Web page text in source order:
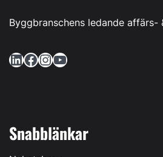
Byggbranschens ledande affärs-
LinkedIn Facebook InstagramYouTube
Snabblänkar